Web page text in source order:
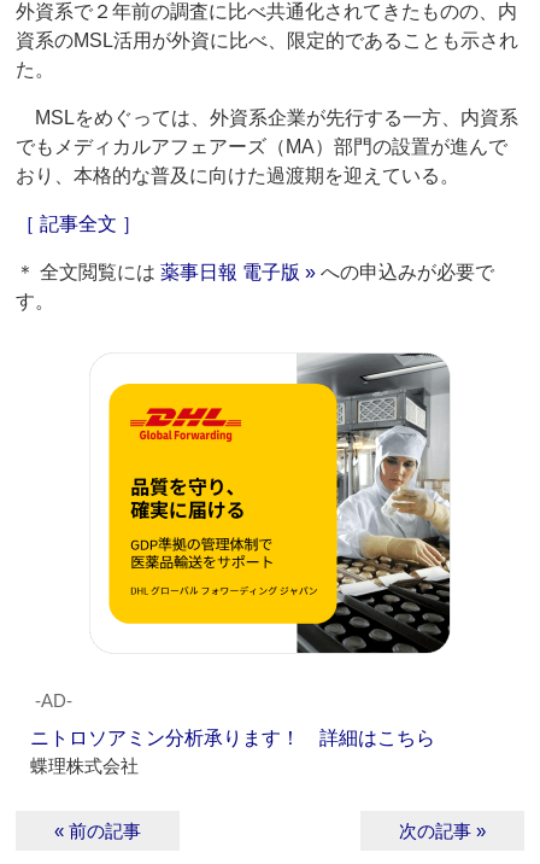
外資系で２年前の調査に比べ共通化されてきたものの、内
資系のMSL活用が外資に比べ、限定的であることも示され
た。
MSLをめぐっては、外資系企業が先行する一方、内資系
でもメディカルアフェアーズ（MA）部門の設置が進んで
おり、本格的な普及に向けた過渡期を迎えている。
［ 記事全文 ］
＊ 全文閲覧には薬事日報 電子版 » への申込みが必要で
す。
‐AD‐
ニトロソアミン分析承ります！ 詳細はこちら
蝶理株式会社
« 前の記事 次の記事 »